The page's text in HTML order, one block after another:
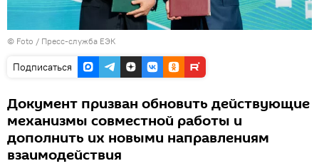
© Foto / Пресс-служба ЕЭК
Подписаться
Документ призван обновить действующие
механизмы совместной работы и
дополнить их новыми направлениям
взаимодействия